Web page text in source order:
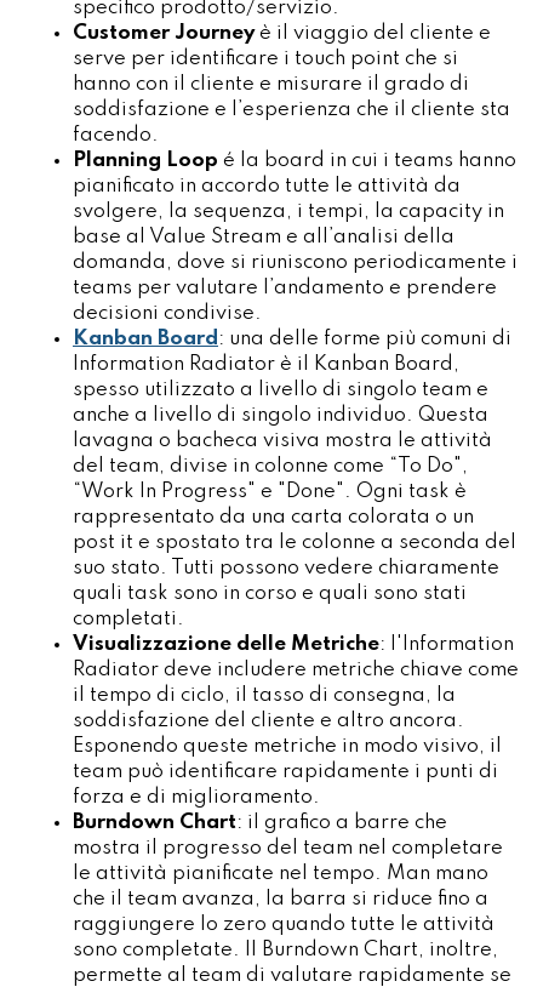
specifico prodotto/servizio.
Customer Journeyè il viaggio del cliente e
serve per identificare i touch point che si
hanno con il cliente e misurare il grado di
soddisfazione e l’esperienza che il cliente sta
facendo.
Planning Loop é la board in cui i teams hanno
pianificato in accordo tutte le attività da
svolgere, la sequenza, i tempi, la capacity in
base al Value Stream e all’analisi della
domanda, dove si riuniscono periodicamente i
teams per valutare l’andamento e prendere
decisioni condivise.
Kanban Board : una delle forme più comuni di
Information Radiator è il Kanban Board,
spesso utilizzato a livello di singolo team e
anche a livello di singolo individuo. Questa
lavagna o bacheca visiva mostra le attività
del team, divise in colonne come “To Do",
“Work In Progress" e "Done". Ogni task è
rappresentato da una carta colorata o un
post it e spostato tra le colonne a seconda del
suo stato. Tutti possono vedere chiaramente
quali task sono in corso e quali sono stati
completati.
Visualizzazione delle Metriche: l'Information
Radiator deve includere metriche chiave come
il tempo di ciclo, il tasso di consegna, la
soddisfazione del cliente e altro ancora.
Esponendo queste metriche in modo visivo, il
team può identificare rapidamente i punti di
forza e di miglioramento.
Burndown Chart: il grafico a barre che
mostra il progresso del team nel completare
le attività pianificate nel tempo. Man mano
che il team avanza, la barra si riduce fino a
raggiungere lo zero quando tutte le attività
sono completate. Il Burndown Chart, inoltre,
permette al team di valutare rapidamente se